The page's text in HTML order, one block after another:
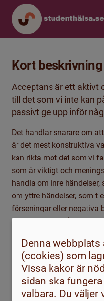
Kort
Acceptans är ett aktivt
till det som vi inte kan
passivt ge upp inför
Det handlar snarare om
är det mest konstruktiva
kan rikta mot det som vi
som är viktigt och
handla om inre händelser,
om yttre händelser, som t
förseningar eller negativa
att välja att förhålla sig
livet.
Träna på ett
Här kan du läsa mer om
accepterande
Denna webbplats
(cookies) som
Vissa kakor är
sidan ska
valbara. Du väljer